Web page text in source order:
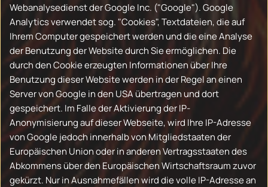
Webanalysedienst der Google Inc. ("Google"). Google
Analytics verwendet sog. "Cookies", Textdateien, die auf
Ihrem Computer gespeichert werden und die eine Analyse
der Benutzung der Website durch Sie ermöglichen. Die
durch den Cookie erzeugten Informationen über Ihre
Benutzung dieser Website werden in der Regel an einen
Server von Google in den USA übertragen und dort
gespeichert. Im Falle der Aktivierung der IP-
Anonymisierung auf dieser Webseite, wird Ihre IP-Adresse
von Google jedoch innerhalb von Mitgliedstaaten der
Europäischen Union oder in anderen Vertragsstaaten des
Abkommens über den Europäischen Wirtschaftsraum zuvor
gekürzt. Nur in Ausnahmefällen wird die volle IP-Adresse an